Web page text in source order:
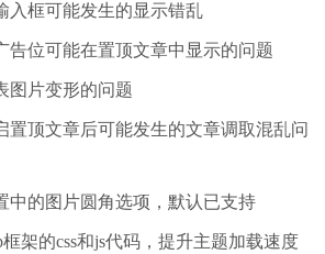
入框可能发生的显示错乱
告位可能在置顶文章中显示的问题
图片变形的问题
置顶文章后可能发生的文章调取混乱问
中的图片圆角选项，默认已支持
框架的css和js代码，提升主题加载速度